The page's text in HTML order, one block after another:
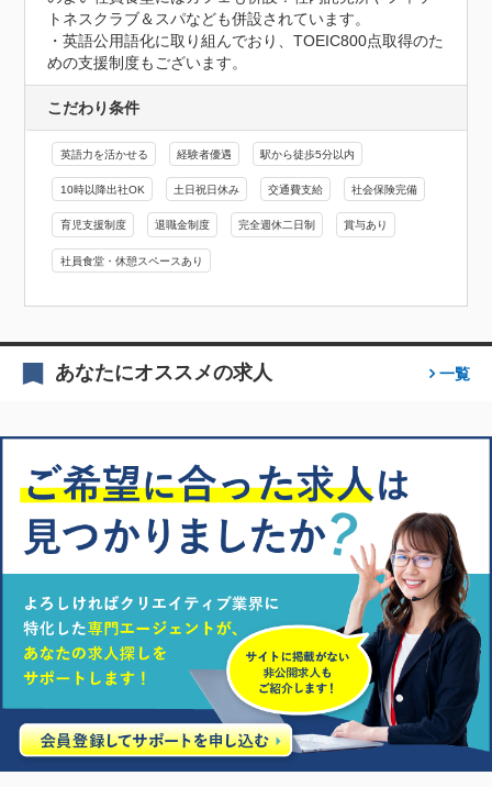
トネスクラブ＆スパなども併設されています。
・英語公用語化に取り組んでおり、TOEIC800点取得のた
めの支援制度もございます。
こだわり条件
英語力を活かせる 経験者優遇 駅から徒歩5分以内
10時以降出社OK 土日祝日休み 交通費支給 社会保険完備
育児支援制度 退職金制度 完全週休二日制 賞与あり
社員食堂・休憩スペースあり
あなたにオススメの求人 一覧